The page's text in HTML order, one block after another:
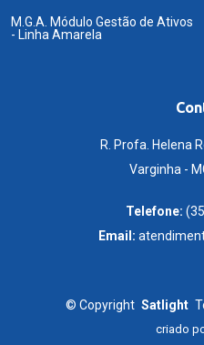
M.G.A. Módulo Gestão de Ativos
- Linha Amarela
R. Profa. Helena
Varginha -
Telefone:
Email:
© Copyright Satlight
criado